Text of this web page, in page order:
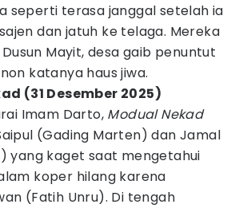
seperti terasa janggal setelah ia
dan jatuh ke telaga. Mereka
Mayit, desa gaib penuntut
katanya haus jiwa.
(31 Desember 2025)
Imam Darto, Modual Nekad
(Gading Marten) dan Jamal
yang kaget saat mengetahui
koper hilang karena
(Fatih Unru). Di tengah